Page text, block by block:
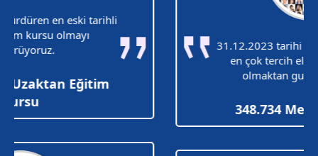
31.12.2023 tarihi itibariyle Türkiye'nin
en çok tercih elin eğitim kurumu